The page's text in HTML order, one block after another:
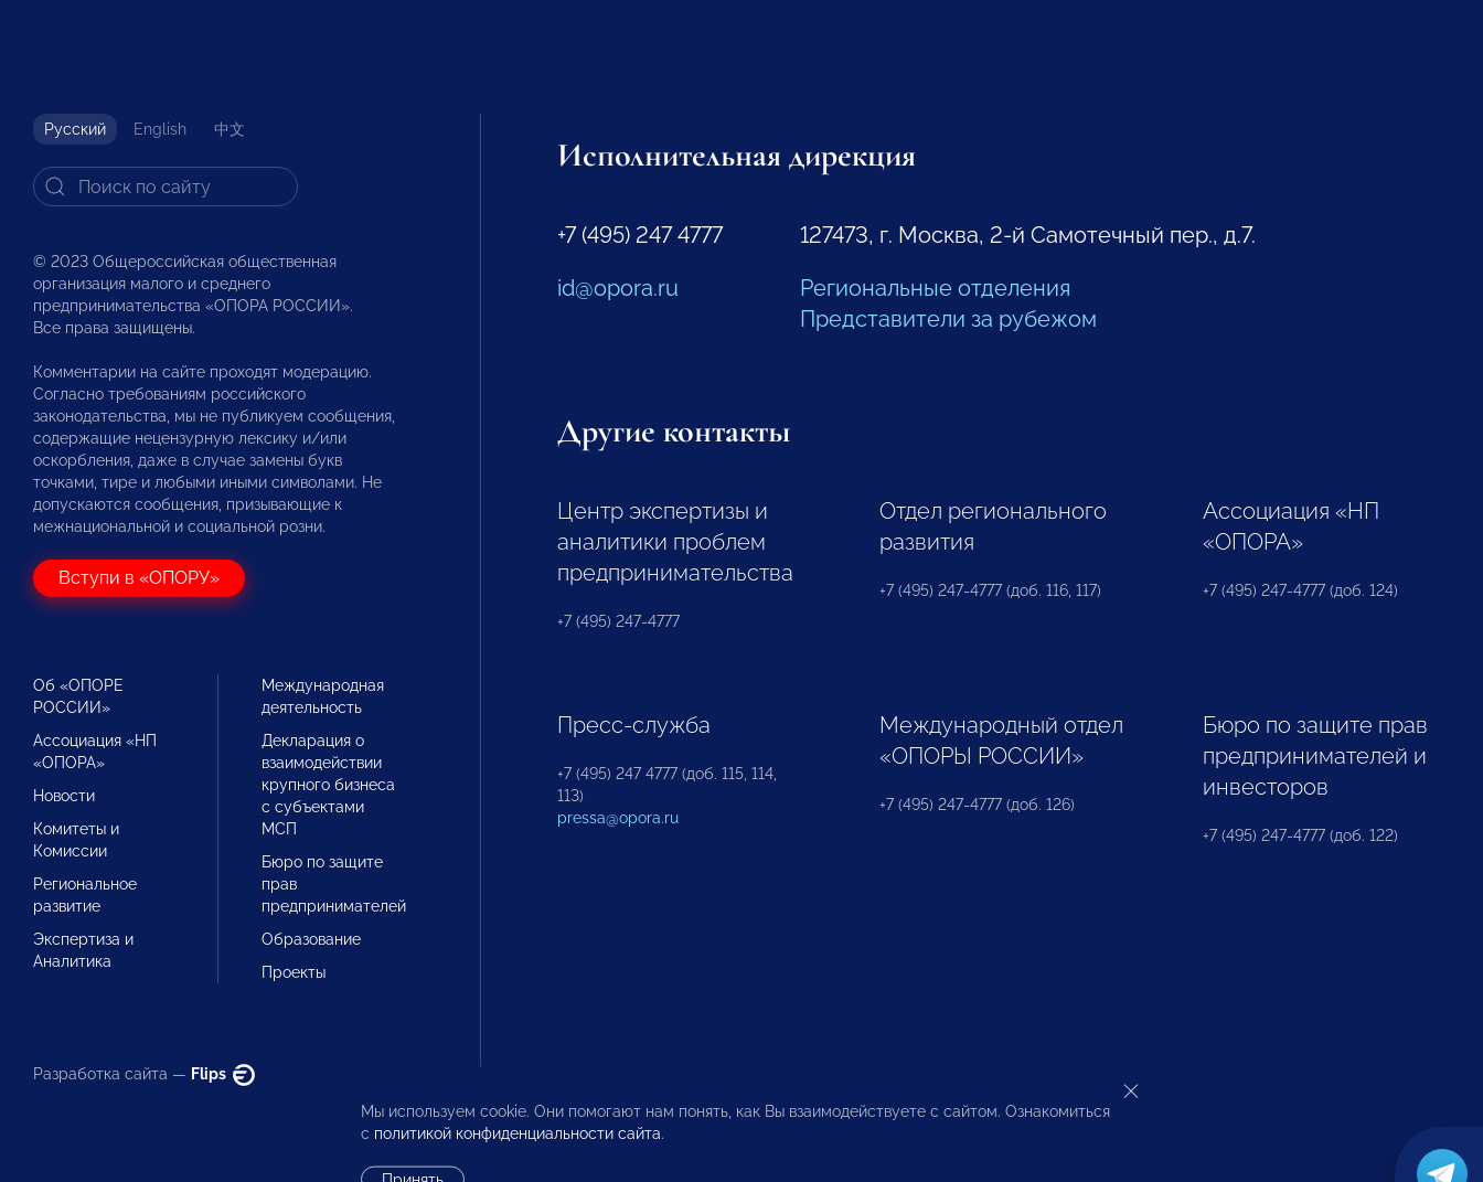
Русский English 中文
© 2023 Общероссийская общественная
организация малого и среднего
предпринимательства «ОПОРА РОССИИ».
Все права защищены.
Комментарии на сайте проходят модерацию.
Согласно требованиям российского
законодательства, мы не публикуем сообщения,
содержащие нецензурную лексику и/или
оскорбления, даже в случае замены букв
точками, тире и любыми иными символами. Не
допускаются сообщения, призывающие к
межнациональной и социальной розни.
Вступи в «ОПОРУ»
Об «ОПОРЕ
РОССИИ»
Ассоциация «НП
«ОПОРА»
Новости
Комитеты и
Комиссии
Региональное
развитие
Экспертиза и
Аналитика
Международная
деятельность
Декларация о
взаимодействии
крупного бизнеса
с субъектами
МСП
Бюро по защите
прав
предпринимателей
Образование
Проекты
Разработка сайта — Flips
Исполнительная дирекция
+7 (495) 247 4777
id@opora.ru
127473, г. Москва, 2-й Самотечный пер., д.7.
Региональные отделения
Представители за рубежом
Другие контакты
Центр экспертизы и
аналитики проблем
предпринимательства
+7 (495) 247-4777
Отдел регионального
развития
+7 (495) 247-4777 (доб. 116, 117)
Ассоциация «НП
«ОПОРА»
+7 (495) 247-4777 (доб. 124)
Пресс-служба
+7 (495) 247 4777 (доб. 115, 114,
113)
pressa@opora.ru
Международный отдел
«ОПОРЫ РОССИИ»
+7 (495) 247-4777 (доб. 126)
Бюро по защите прав
предпринимателей и
инвесторов
+7 (495) 247-4777 (доб. 122)
Мы используем cookie. Они помогают нам понять, как Вы взаимодействуете с сайтом. Ознакомиться
с политикой конфиденциальности сайта.